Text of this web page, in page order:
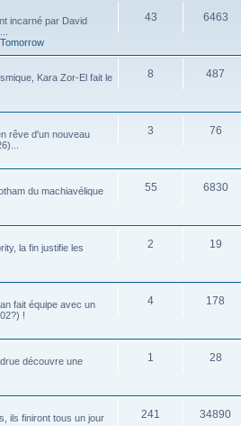
incarné par David
43 6463
Kara Zor-El fait le
8 487
rêve d'un nouveau
3 76
du machiavélique
55 6830
la fin justifie les
2 19
fait équipe avec un
!
4 178
découvre une
1 28
ils finiront tous un jour
241 34890